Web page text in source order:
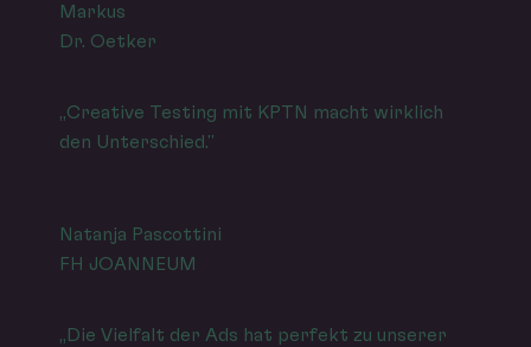
Markus
Dr. Oetker
„Creative Testing mit KPTN macht wirklich
den Unterschied."
Natanja Pascottini
FH JOANNEUM
„Die Vielfalt der Ads hat perfekt zu unserer